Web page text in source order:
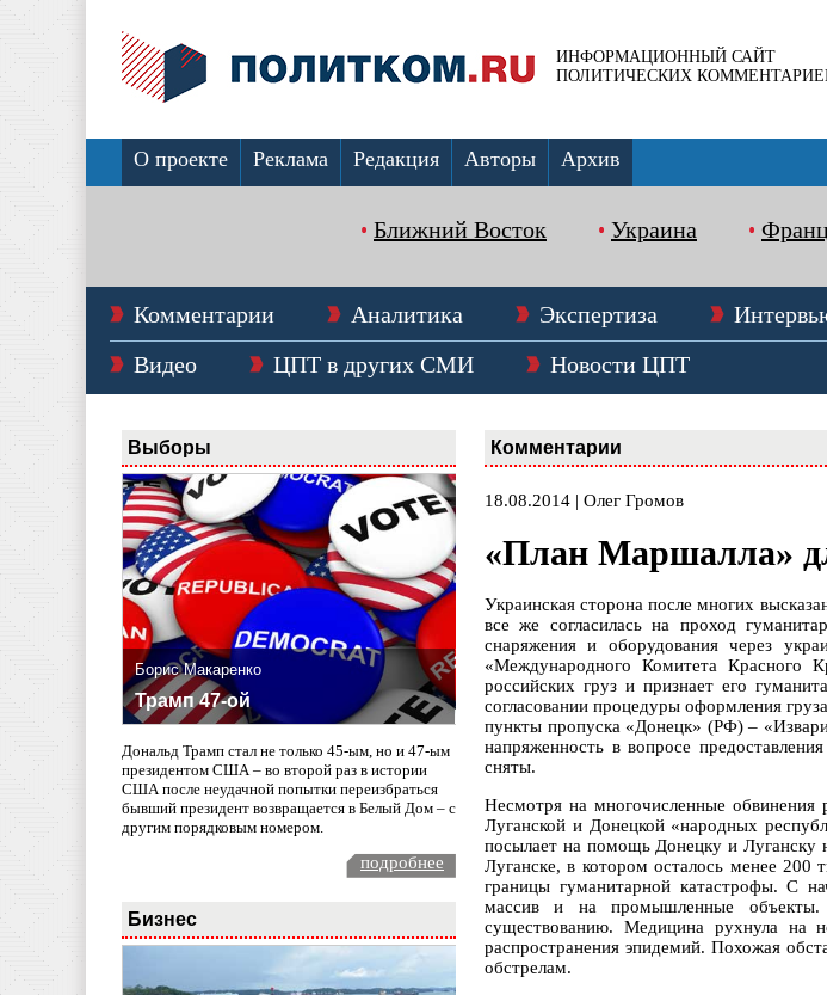
ИНФОРМАЦИОННЫЙ САЙТ
ПОЛИТИЧЕСКИХ
О проекте Реклама Редакция Авторы Архив
Ближний Восток Украина
Комментарии Аналитика Экспертиза
Видео
ЦПТ в других СМИ Новости ЦПТ
Выборы
Борис Макаренко
Трамп 47-ой
Дональд Трамп стал не только 45-ым, но и 47-ым
президентом США – во второй раз в истории
США после неудачной попытки переизбраться
бывший президент возвращается в Белый Дом – с
другим порядковым номером.
подробнее
Бизнес
Комментарии
18.08.2014 | Олег Громов
«План Маршалла»
Украинская сторона после многих
все же согласилась на проход
снаряжения и оборудования через
«Международного Комитета Красного
российских груз и признает его
согласовании процедуры оформления
пункты пропуска «Донецк» (РФ) –
напряженность в вопросе
сняты.
Несмотря на многочисленные обвинения
Луганской и Донецкой «народных
посылает на помощь Донецку и Луганску
Луганске, в котором осталось менее
границы гуманитарной катастрофы. С
массив и на промышленные объекты.
существованию. Медицина рухнула на
распространения эпидемий. Похожая
обстрелам.